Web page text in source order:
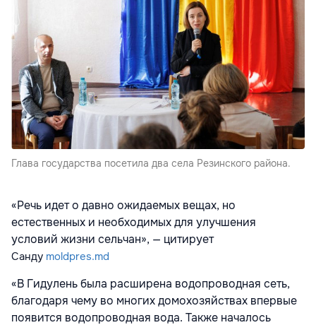
Глава государства посетила два села Резинского района.
«Речь идет о давно ожидаемых вещах, но
естественных и необходимых для улучшения
условий жизни сельчан», — цитирует
Санду moldpres.md
«В Гидулень была расширена водопроводная сеть,
благодаря чему во многих домохозяйствах впервые
появится водопроводная вода. Также началось